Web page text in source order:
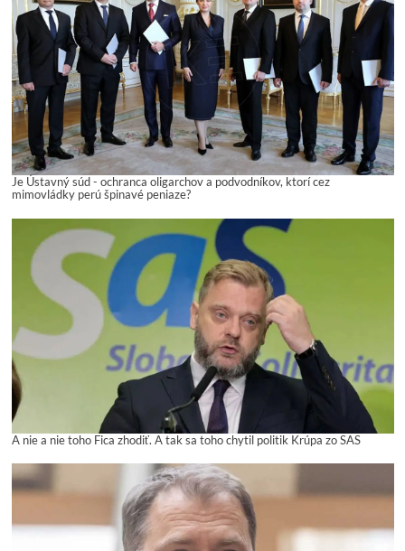
Je Ústavný súd - ochranca oligarchov a podvodníkov, ktorí cez
mimovládky perú špinavé peniaze?
A nie a nie toho Fica zhodiť. A tak sa toho chytil politik Krúpa zo SAS